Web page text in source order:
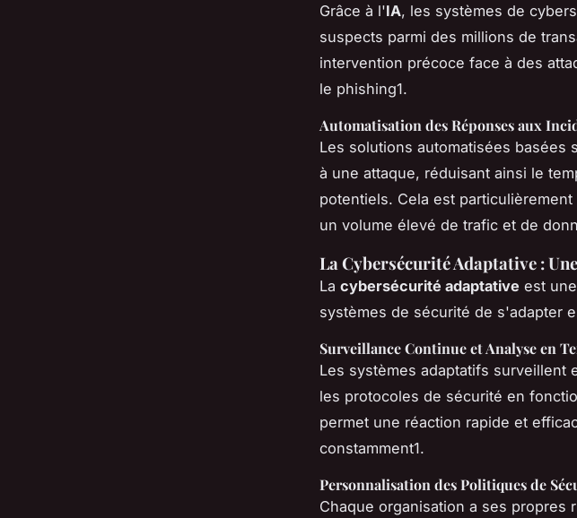
Grâce à l'IA, les systèmes de
suspects parmi des millions de
intervention précoce face à des
le phishing1.
Automatisation des Réponses aux
Les solutions automatisées basées
à une attaque, réduisant ainsi le
potentiels. Cela est
un volume élevé de trafic et de
La Cybersécurité Adaptative :
La cybersécurité adaptative est
systèmes de sécurité de s'adapter
Surveillance Continue et Analyse en
Les systèmes adaptatifs
les protocoles de sécurité en
permet une réaction rapide et
constamment1.
Personnalisation des Politiques de
Chaque organisation a ses propres